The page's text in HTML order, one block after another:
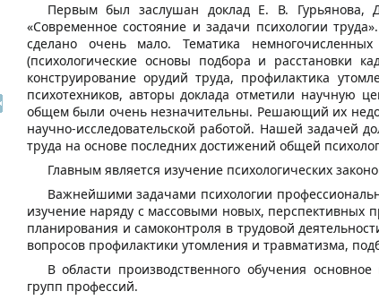
Первым был заслушан доклад Е. В.
«Современное состояние и задачи психологии
сделано очень мало. Тематика
(психологические основы подбора и расстановки
конструирование орудий труда, профилактика
психотехников, авторы доклада отметили научную
общем были очень незначительны. Решающий их
научно-исследовательской работой. Нашей задачей
труда на основе последних достижений общей
Главным является изучение психологических
Важнейшими задачами психологии
изучение наряду с массовыми новых, перспективных
планирования и самоконтроля в трудовой
вопросов профилактики утомления и травматизма,
В области производственного обучения
групп профессий.